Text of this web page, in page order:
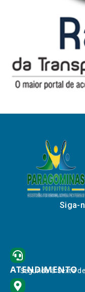
Siga-
ATENDIMENTO
Segunda à Sexta